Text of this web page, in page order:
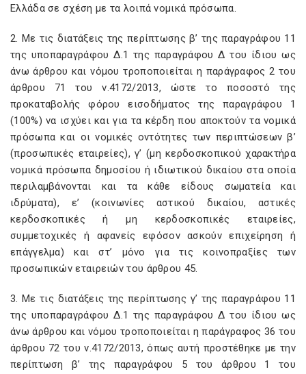
Ελλάδα σε σχέση με τα λοιπά νομικά πρόσωπα.
2. Με τις διατάξεις της περίπτωσης β’ της παραγράφου 11
της υποπαραγράφου Δ.1 της παραγράφου Δ του ίδιου ως
άνω άρθρου και νόμου τροποποιείται η παράγραφος 2 του
άρθρου 71 του ν.4172/2013, ώστε το ποσοστό της
προκαταβολής φόρου εισοδήματος της παραγράφου 1
(100%) να ισχύει και για τα κέρδη που αποκτούν τα νομικά
πρόσωπα και οι νομικές οντότητες των περιπτώσεων β’
(προσωπικές εταιρείες), γ’ (μη κερδοσκοπικού χαρακτήρα
νομικά πρόσωπα δημοσίου ή ιδιωτικού δικαίου στα οποία
περιλαμβάνονται και τα κάθε είδους σωματεία και
ιδρύματα), ε’ (κοινωνίες αστικού δικαίου, αστικές
κερδοσκοπικές ή μη κερδοσκοπικές εταιρείες,
συμμετοχικές ή αφανείς εφόσον ασκούν επιχείρηση ή
επάγγελμα) και στ’ μόνο για τις κοινοπραξίες των
προσωπικών εταιρειών του άρθρου 45.
3. Με τις διατάξεις της περίπτωσης γ’ της παραγράφου 11
της υποπαραγράφου Δ.1 της παραγράφου Δ του ίδιου ως
άνω άρθρου και νόμου τροποποιείται η παράγραφος 36 του
άρθρου 72 του ν.4172/2013, όπως αυτή προστέθηκε με την
περίπτωση β’ της παραγράφου 5 του άρθρου 1 του